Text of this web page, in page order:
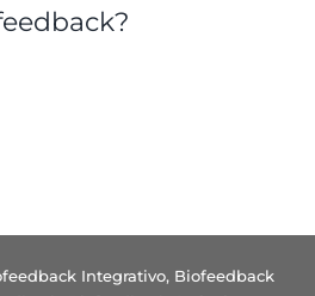
Integrativo, Biofeedback